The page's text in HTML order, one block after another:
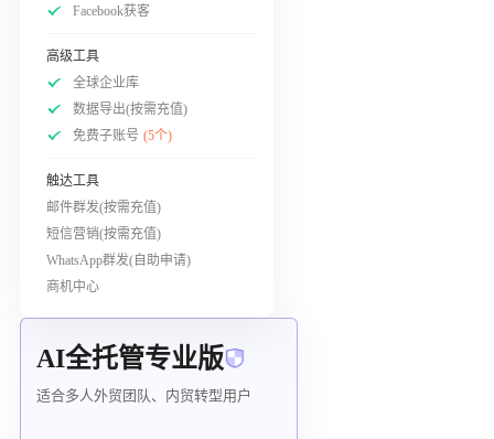
Facebook获客
高级工具
全球企业库
数据导出(按需充值)
免费子账号 (5个)
触达工具
邮件群发(按需充值)
短信营销(按需充值)
WhatsApp群发(自助申请)
商机中心
AI全托管专业版
适合多人外贸团队、内贸转型用户